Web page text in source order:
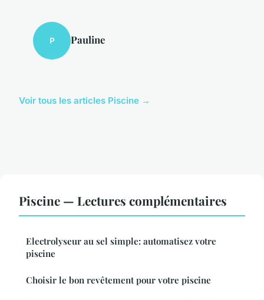
P Pauline
Voir tous les articles Piscine →
Piscine — Lectures complémentaires
Electrolyseur au sel simple: automatisez votre
piscine
Choisir le bon revêtement pour votre piscine